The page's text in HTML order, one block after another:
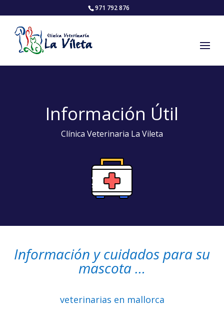
971 792 876
Información Útil
Clínica Veterinaria La Vileta
Información y cuidados para su
mascota …
veterinarias en mallorca